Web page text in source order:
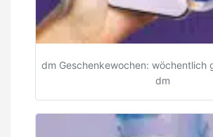
dm Geschenkewochen: wöchentlich
dm